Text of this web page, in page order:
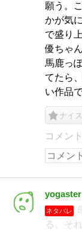
願う。
かが気
で盛り
優ちゃ
馬鹿っ
てたら
い作品
ナイス
コメン
yogaster
ネタバレ
る、そ